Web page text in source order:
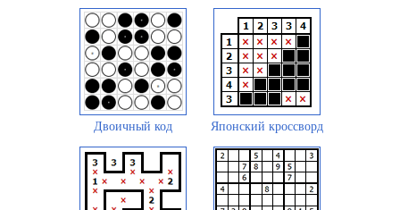
Двоичный код Японский кроссворд